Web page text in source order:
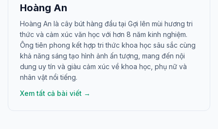
Hoàng An
Hoàng An là cây bút hàng đầu tại Gợi lên mùi hương tri
thức và cảm xúc văn học với hơn 8 năm kinh nghiệm.
Ông tiên phong kết hợp tri thức khoa học sâu sắc cùng
khả năng sáng tạo hình ảnh ấn tượng, mang đến nội
dung uy tín và giàu cảm xúc về khoa học, phụ nữ và
nhân vật nổi tiếng.
Xem tất cả bài viết →